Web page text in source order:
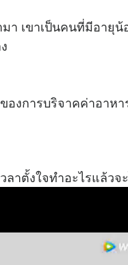
า เขาเป็นคนที่มีอายุน้
องการบริจาคค่าอาห
าตั้งใจทำอะไรแล้วจ